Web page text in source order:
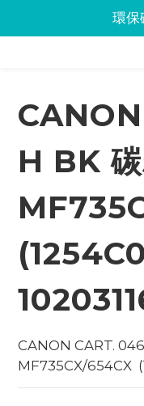
Jabra會議
環保
Jabra會議
H BK
CANON CART.
MF735CX/654CX